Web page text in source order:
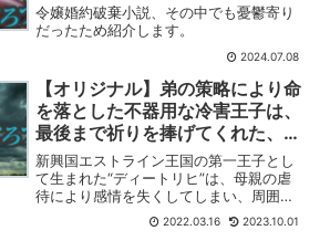
令嬢婚約破棄小説、その中でも憂鬱寄り
だったため紹介します。
2024.07.08
【オリジナル】弟の策略により命
を落とした不器用な冷害王子は、
最後まで祈りを捧げてくれた、婚
約破棄した不器用な侯爵令嬢のた
めに二度目の人生で奮闘した結
果、賢王になりました
新興国エストライン王国の第一王子とし
て生まれた“ディートリヒ”は、母親の虐
待により感情を失くしてしまい、周囲か
らは“冷害王子”と揶揄されていた。 デ
ィートリヒが十三歳を迎えた頃、一人の
2022.03.16 2023.10.01